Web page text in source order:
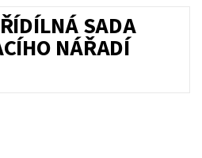
SADA
NÁŘADÍ